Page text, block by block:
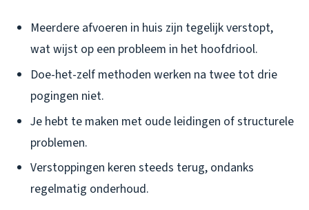
Meerdere afvoeren in huis zijn tegelijk verstopt,
wat wijst op een probleem in het hoofdriool.
Doe-het-zelf methoden werken na twee tot drie
pogingen niet.
Je hebt te maken met oude leidingen of structurele
problemen.
Verstoppingen keren steeds terug, ondanks
regelmatig onderhoud.